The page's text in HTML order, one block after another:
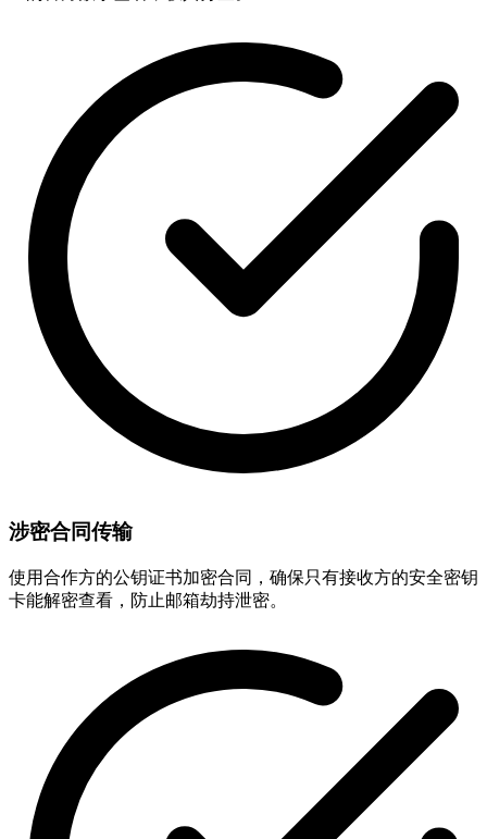
涉密合同传输
使用合作方的公钥证书加密合同，确保只有接收方的安全密钥
卡能解密查看，防止邮箱劫持泄密。